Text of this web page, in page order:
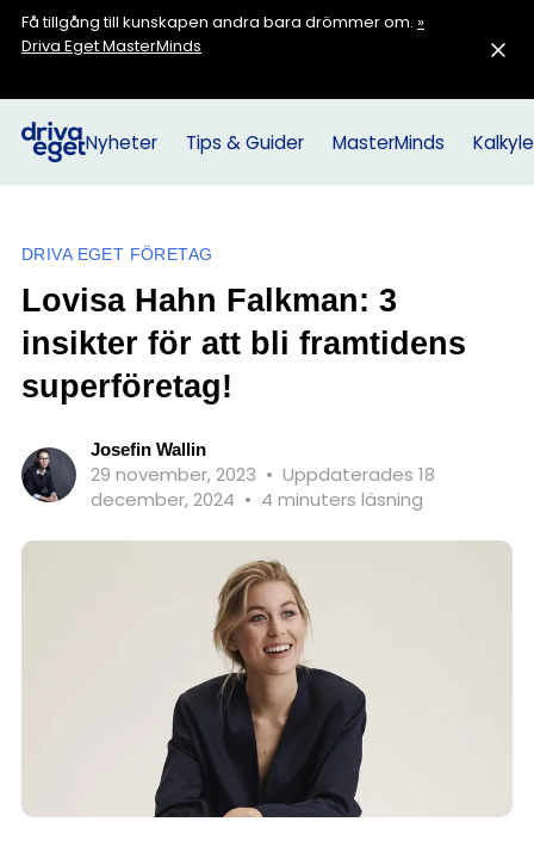
Få tillgång till kunskapen andra bara drömmer om. »
Driva Eget MasterMinds
Nyheter Tips & Guider MasterMinds
DRIVA EGET FÖRETAG
Lovisa Hahn Falkman: 3
insikter för att bli framtidens
superföretag!
Josefin Wallin
29 november, 2023 • Uppdaterades 18
december, 2024 • 4 minuters läsning